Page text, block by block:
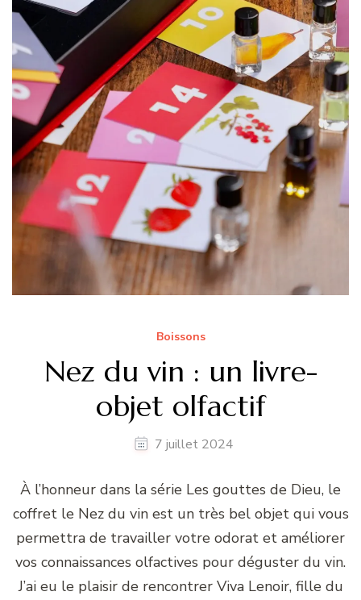
Boissons
Nez du vin : un livre-
objet olfactif
7 juillet 2024
À l’honneur dans la série Les gouttes de Dieu, le
coffret le Nez du vin est un très bel objet qui vous
permettra de travailler votre odorat et améliorer
vos connaissances olfactives pour déguster du vin.
J’ai eu le plaisir de rencontrer Viva Lenoir, fille du